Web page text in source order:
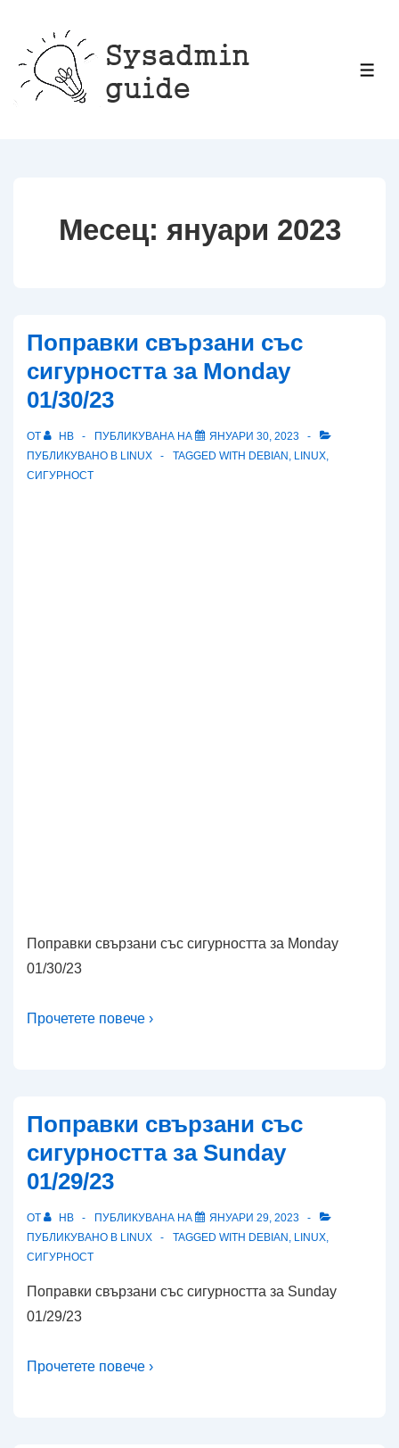
Прескачане
към
основното
Месец: януари 2023
Поправки свързани със
сигурността за Monday
01/30/23
ОТ HB ПУБЛИКУВАНА НА
ЯНУАРИ 30, 2023
ПУБЛИКУВАНО В LINUX TAGGED WITH DEBIAN , LINUX,
СИГУРНОСТ
Поправки свързани със сигурността за Monday
01/30/23
Прочетете повече ›
Поправки свързани със
сигурността за Sunday
01/29/23
ОТ HB ПУБЛИКУВАНА НА
ЯНУАРИ 29, 2023
ПУБЛИКУВАНО В LINUX TAGGED WITH DEBIAN , LINUX,
СИГУРНОСТ
Поправки свързани със сигурността за Sunday
01/29/23
Прочетете повече ›